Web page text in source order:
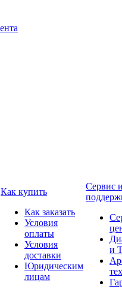
Как купить
Как заказать
Условия
оплаты
Условия
доставки
Юридическим
лицам
Сервис
и